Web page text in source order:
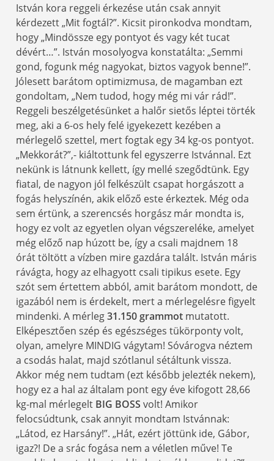
István kora reggeli érkezése után csak annyit
kérdezett „Mit fogtál?”. Kicsit pironkodva mondtam,
hogy „Mindössze egy pontyot és vagy két tucat
dévért…”. István mosolyogva konstatálta: „Semmi
gond, fogunk még nagyokat, biztos vagyok benne!”.
Jólesett barátom optimizmusa, de magamban ezt
gondoltam, „Nem tudod, hogy még mi vár rád!”.
Reggeli beszélgetésünket a halőr sietős léptei törték
meg, aki a 6-os hely felé igyekezett kezében a
mérlegelő szettel, mert fogtak egy 34 kg-os pontyot.
„Mekkorát?”,- kiáltottunk fel egyszerre Istvánnal. Ezt
nekünk is látnunk kellett, így mellé szegődtünk. Egy
fiatal, de nagyon jól felkészült csapat horgászott a
fogás helyszínén, akik előző este érkeztek. Még oda
sem értünk, a szerencsés horgász már mondta is,
hogy ez volt az egyetlen olyan végszereléke, amelyet
még előző nap húzott be, így a csali majdnem 18
órát töltött a vízben mire gazdára talált. István máris
rávágta, hogy az elhagyott csali tipikus esete. Egy
szót sem értettem abból, amit barátom mondott, de
igazából nem is érdekelt, mert a mérlegelésre figyelt
mindenki. A mérleg31.150 grammot mutatott.
Elképesztően szép és egészséges tükörponty volt,
olyan, amelyre MINDIG vágytam! Sóvárogva néztem
a csodás halat, majd szótlanul sétáltunk vissza.
Akkor még nem tudtam (ezt később jelezték nekem),
hogy ez a hal az általam pont egy éve kifogott 28,66
kg-mal mérlegelt BIG BOSS volt! Amikor
felocsúdtunk, csak annyit mondtam Istvánnak:
„Látod, ez Harsány!”. „Hát, ezért jöttünk ide, Gábor,
igaz?! De a srác fogása nem a véletlen műve! Te